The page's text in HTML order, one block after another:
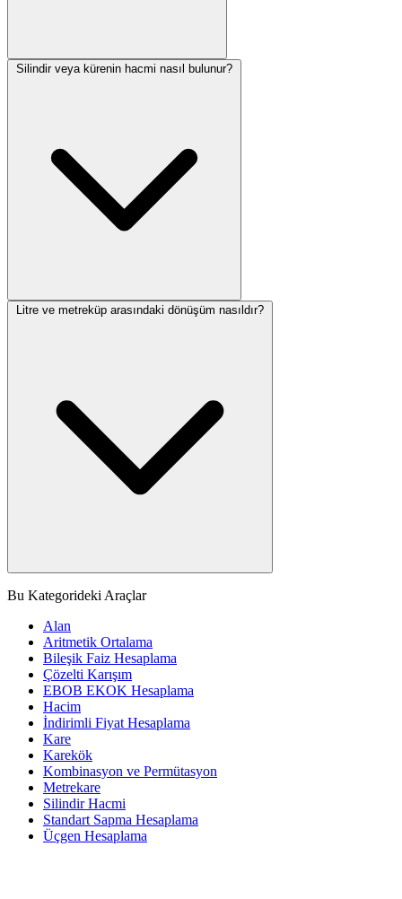
Silindir veya kürenin hacmi nasıl bulunur?
Litre ve metreküp arasındaki dönüşüm nasıldır?
Bu Kategorideki Araçlar
Alan
Aritmetik Ortalama
Bileşik Faiz Hesaplama
Çözelti Karışım
EBOB EKOK Hesaplama
Hacim
İndirimli Fiyat Hesaplama
Kare
Karekök
Kombinasyon ve Permütasyon
Metrekare
Silindir Hacmi
Standart Sapma Hesaplama
Üçgen Hesaplama